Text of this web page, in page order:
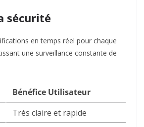
sécurité
en temps réel pour chaque
une surveillance constante de
Bénéfice Utilisateur
Très claire et rapide